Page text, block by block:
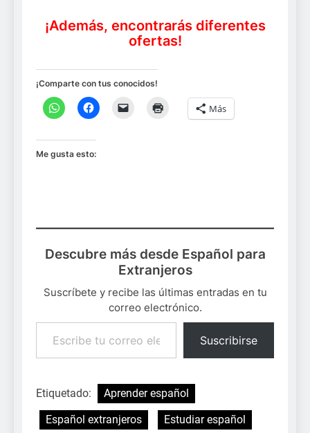
¡Además, encontrarás diferentes
ofertas!
¡Comparte con tus conocidos!
Más
Me gusta esto:
Descubre más desde Español para
Extranjeros
Suscríbete y recibe las últimas entradas en tu
correo electrónico.
Escribe tu correo electrónico…
Suscribirse
Etiquetado:
Aprender español
Español extranjeros
Estudiar español